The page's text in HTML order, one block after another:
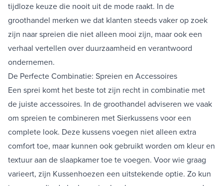
tijdloze keuze die nooit uit de mode raakt. In de
groothandel merken we dat klanten steeds vaker op zoek
zijn naar spreien die niet alleen mooi zijn, maar ook een
verhaal vertellen over duurzaamheid en verantwoord
ondernemen.
De Perfecte Combinatie: Spreien en Accessoires
Een sprei komt het beste tot zijn recht in combinatie met
de juiste accessoires. In de groothandel adviseren we vaak
om spreien te combineren metSierkussensvoor een
complete look. Deze kussens voegen niet alleen extra
comfort toe, maar kunnen ook gebruikt worden om kleur en
textuur aan de slaapkamer toe te voegen. Voor wie graag
varieert, zijn Kussenhoezen een uitstekende optie. Zo kun